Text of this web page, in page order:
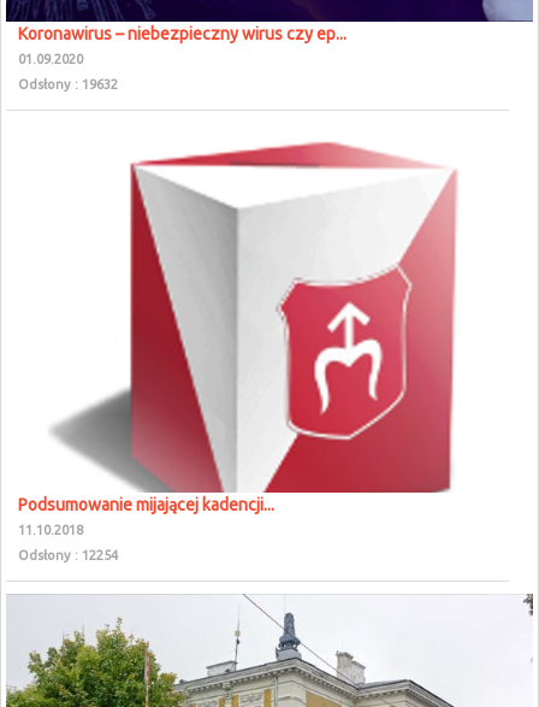
Koronawirus – niebezpieczny wirus czy ep...
01.09.2020
Odsłony : 19632
Podsumowanie mijającej kadencji...
11.10.2018
Odsłony : 12254